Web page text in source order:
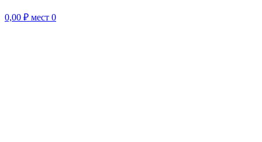
0,00 ₽ мест 0